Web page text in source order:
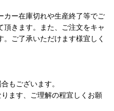
ー在庫切れや生産終了等でご
頂きます。また、ご注文をキャ
ご了承いただけます様宜しく
もございます。
ます、ご理解の程宜しくお願